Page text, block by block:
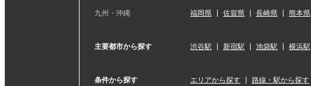
九州・沖縄 福岡県 佐賀県 長崎県 熊本県
主要都市から探す 渋谷駅 新宿駅 池袋駅 横浜駅
条件から探す エリアから探す 路線・駅から探す